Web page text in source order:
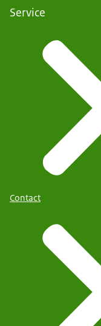
Service
Contact